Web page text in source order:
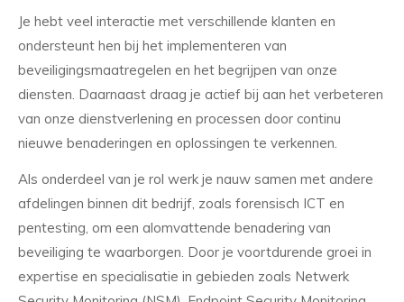
Je hebt veel interactie met verschillende klanten en
ondersteunt hen bij het implementeren van
beveiligingsmaatregelen en het begrijpen van onze
diensten. Daarnaast draag je actief bij aan het verbeteren
van onze dienstverlening en processen door continu
nieuwe benaderingen en oplossingen te verkennen.
Als onderdeel van je rol werk je nauw samen met andere
afdelingen binnen dit bedrijf, zoals forensisch ICT en
pentesting, om een alomvattende benadering van
beveiliging te waarborgen. Door je voortdurende groei in
expertise en specialisatie in gebieden zoals Netwerk